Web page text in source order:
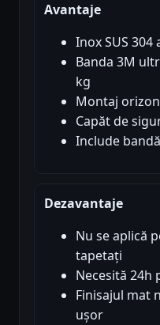
Avantaje
Inox SUS
Banda 3M
kg
Montaj
Capăt de
Include
Dezavantaje
Nu se aplică
tapetați
Necesită 24h
Finisajul mat
ușor